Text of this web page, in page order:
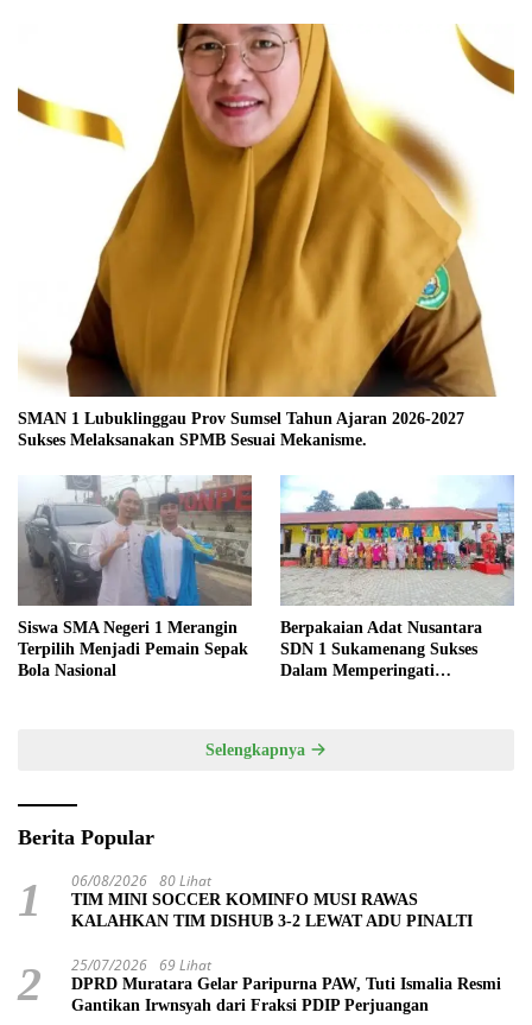
SMAN 1 Lubuklinggau Prov Sumsel Tahun Ajaran 2026-2027
Sukses Melaksanakan SPMB Sesuai Mekanisme.
Siswa SMA Negeri 1 Merangin
Terpilih Menjadi Pemain Sepak
Bola Nasional
Berpakaian Adat Nusantara
SDN 1 Sukamenang Sukses
Dalam Memperingati
Selengkapnya
Berita Popular
1 06/08/2026 80 Lihat
TIM MINI SOCCER KOMINFO MUSI RAWAS
KALAHKAN TIM DISHUB 3-2 LEWAT ADU PINALTI
2 25/07/2026 69 Lihat
DPRD Muratara Gelar Paripurna PAW, Tuti Ismalia Resmi
Gantikan Irwnsyah dari Fraksi PDIP Perjuangan